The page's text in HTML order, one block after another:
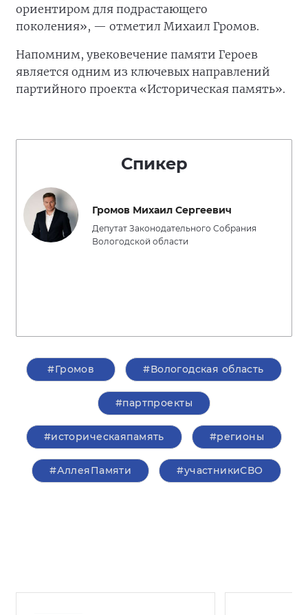
ориентиром для подрастающего
поколения», — отметил Михаил Громов.
Напомним, увековечение памяти Героев
является одним из ключевых направлений
партийного проекта «Историческая память».
Спикер
Громов Михаил Сергеевич
Депутат Законодательного Собрания
Вологодской области
#Громов #Вологодская область
#партпроекты
#историческаяпамять #регионы
#АллеяПамяти #участникиСВО